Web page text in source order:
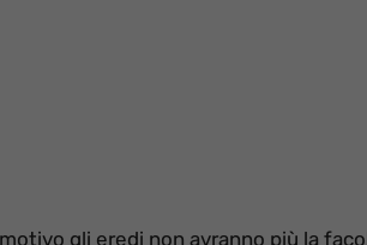
gli eredi non avranno più la